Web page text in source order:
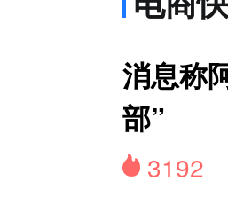
消息称
部”
3192